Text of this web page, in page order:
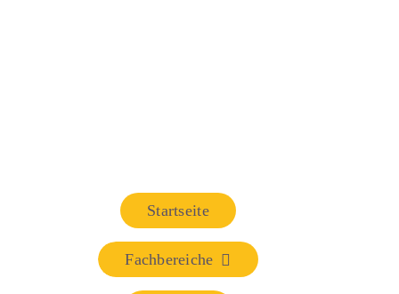
Startseite
Fachbereiche